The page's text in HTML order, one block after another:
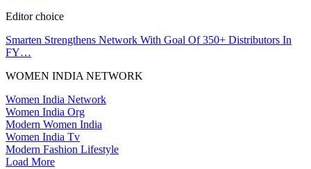
Editor choice
Smarten Strengthens Network With Goal Of 350+ Distributors In
FY…
WOMEN INDIA NETWORK
Women India Network
Women India Org
Modern Women India
Women India Tv
Modern Fashion Lifestyle
Load More